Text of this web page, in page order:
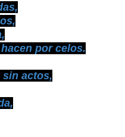
por celos.
sin actos,